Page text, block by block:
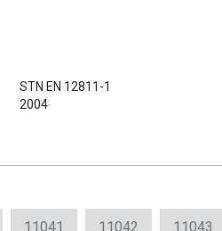
STN EN 12811-1
2004
11041 11042 11043